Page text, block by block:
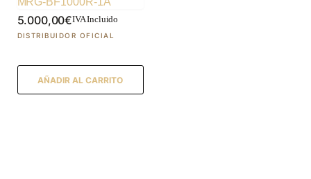
5.000,00€IVA Incluido
AÑADIR AL CARRITO